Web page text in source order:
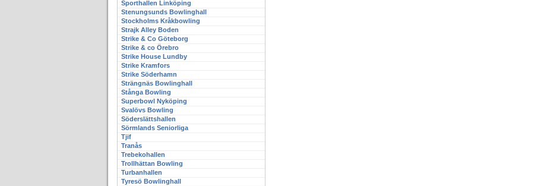
Sporthallen Linköping
Stenungsunds Bowlinghall
Stockholms Kråkbowling
Strajk Alley Boden
Strike & Co Göteborg
Strike & co Örebro
Strike House Lundby
Strike Kramfors
Strike Söderhamn
Strängnäs Bowlinghall
Stånga Bowling
Superbowl Nyköping
Svalövs Bowling
Söderslättshallen
Sörmlands Seniorliga
Tjif
Tranås
Trebekohallen
Trollhättan Bowling
Turbanhallen
Tyresö Bowlinghall